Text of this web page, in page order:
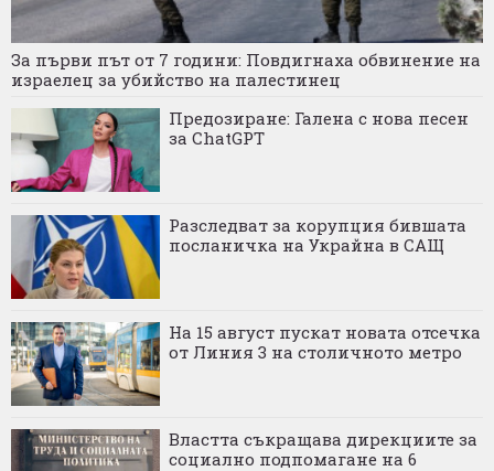
За първи път от 7 години: Повдигнаха обвинение на
израелец за убийство на палестинец
Предозиране: Галена с нова песен
за ChatGPT
Разследват за корупция бившата
посланичка на Украйна в САЩ
На 15 август пускат новата отсечка
от Линия 3 на столичното метро
Властта съкращава дирекциите за
социално подпомагане на 6